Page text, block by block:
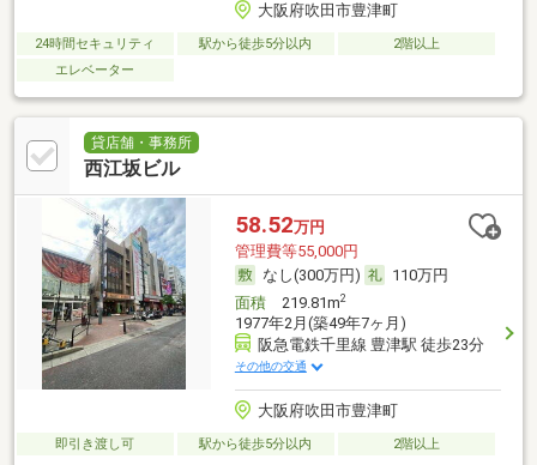
大阪府吹田市豊津町
24時間セキュリティ 駅から徒歩5分以内
2階以上
エレベーター
貸店舗・事務所
西江坂ビル
58.52万円
管理費等55,000円
なし(300万円)
110万円
面積219.81m2
1977年2月(築49年7ヶ月)
阪急電鉄千里線 豊津駅 徒歩23分
その他の交通
大阪府吹田市豊津町
即引き渡し可 駅から徒歩5分以内 2階以上